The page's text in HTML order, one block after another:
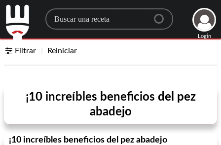
Search for a recipe
Login
Filtrar Reiniciar
¡10 increíbles beneficios del pez
abadejo
¡10 increíbles beneficios del pez abadejo